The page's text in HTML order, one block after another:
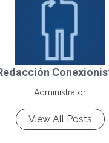
Administrator
View All Posts